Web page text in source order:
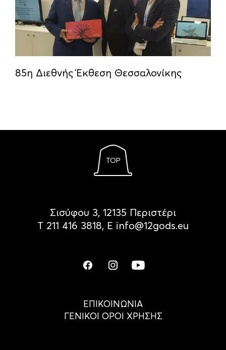
85η Διεθνής Έκθεση Θεσσαλονίκης
TOP
Σισύφου 3, 12135 Περιστέρι
Τ 211 416 3818, Ε info@12gods.eu
ΕΠΙΚΟΙΝΩΝΙΑ
ΓΕΝΙΚΟΙ ΟΡΟΙ ΧΡΗΣΗΣ